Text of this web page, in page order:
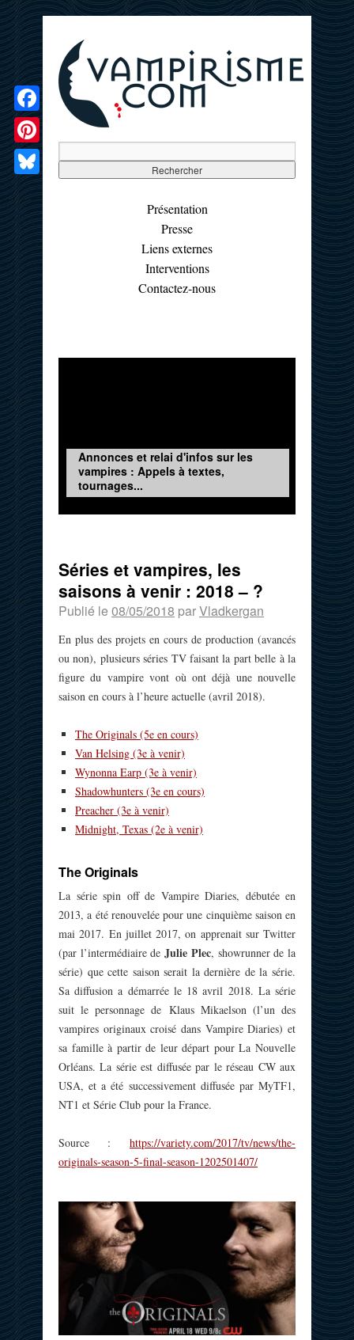
Présentation
Presse
Liens externes
Interventions
Contactez-nous
Annonces et relai d'infos sur les
vampires : Appels à textes,
tournages...
Séries et vampires, les
saisons à venir : 2018 – ?
Publié le 08/05/2018 parVladkergan
En plus des projets en cours de production (avancés
ou non), plusieurs séries TV faisant la part belle à la
figure du vampire vont où ont déjà une nouvelle
saison en cours à l’heure actuelle (avril 2018).
The Originals (5e en cours)
Van Helsing (3e à venir)
Wynonna Earp (3e à venir)
Shadowhunters (3e en cours)
Preacher (3e à venir)
Midnight, Texas (2e à venir)
The Originals
La série spin off de Vampire Diaries, débutée en
2013, a été renouvelée pour une cinquième saison en
mai 2017. En juillet 2017, on apprenait sur Twitter
(par l’intermédiaire deJulie Plec, showrunner de la
série) que cette saison serait la dernière de la série.
Sa diffusion a démarrée le 18 avril 2018. La série
suit le personnage de Klaus Mikaelson (l’un des
vampires originaux croisé dans Vampire Diaries) et
sa famille à partir de leur départ pour La Nouvelle
Orléans. La série est diffusée par le réseau CW aux
USA, et a été successivement diffusée par MyTF1,
NT1 et Série Club pour la France.
Source : https://variety.com/2017/tv/news/the-
originals-season-5-final-season-1202501407/
Facebook
Pinterest
Bluesky